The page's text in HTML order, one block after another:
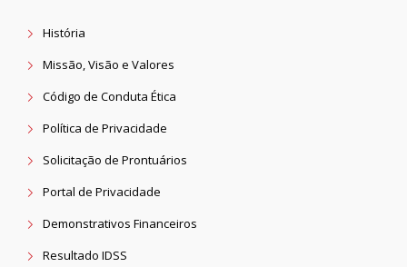
História
Missão, Visão e Valores
Código de Conduta Ética
Política de Privacidade
Solicitação de Prontuários
Portal de Privacidade
Demonstrativos Financeiros
Resultado IDSS